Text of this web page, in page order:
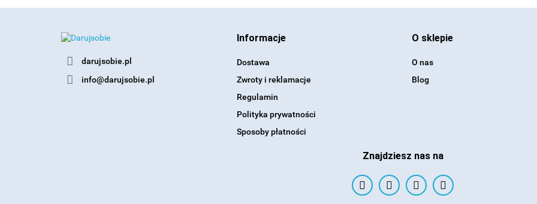
darujsobie.pl
info@darujsobie.pl
Informacje
Dostawa
Zwroty i reklamacje
Regulamin
Polityka prywatności
Sposoby płatności
O sklepie
O nas
Blog
Znajdziesz nas na